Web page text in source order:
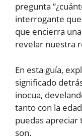
pregunta
interrogante
que encierra
revelar nuestra
En esta guía,
significado
inocua,
tanto con la
puedas apreciar
son.